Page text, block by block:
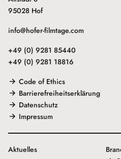
95028 Hof
info@hofer-filmtage.com
+49 (0) 9281 85440
+49 (0) 9281 18816
Code of Ethics
Barrierefreiheitserklärung
Datenschutz
Impressum
Aktuelles